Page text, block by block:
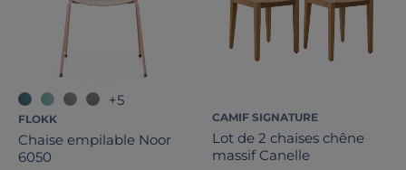
+5
FLOKK
Chaise empilable Noor
6050
CAMIF SIGNATURE
Lot de 2 chaises chêne
massif Canelle